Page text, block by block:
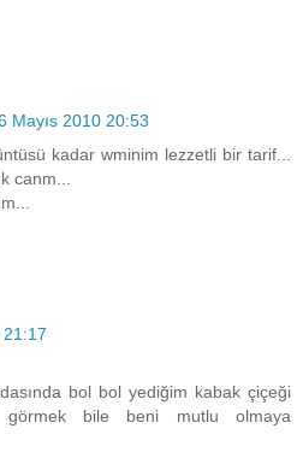
Mayıs 2010 20:53
kadar wminim lezzetli bir tarif...
canm...
21:17
bol bol yediğim kabak çiçeği
görmek bile beni mutlu olmaya